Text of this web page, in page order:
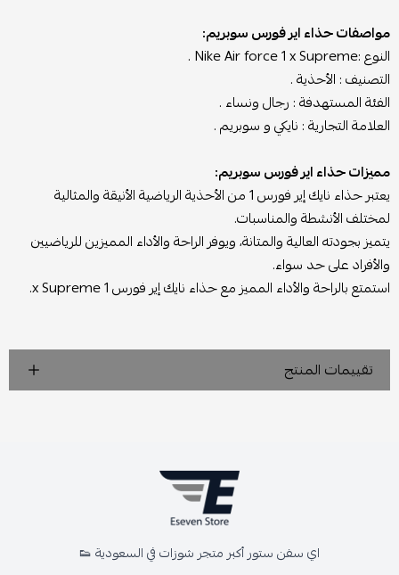
مواصفات حذاء اير فورس سوبريم:
النوع :Nike Air force 1 x Supreme .
التصنيف : الأحذية .
الفئة المستهدفة : رجال ونساء .
العلامة التجارية : نايكي و سوبريم .
مميزات حذاء اير فورس سوبريم:
يعتبر حذاء نايك إير فورس 1 من الأحذية الرياضية الأنيقة والمثالية
لمختلف الأنشطة والمناسبات.
يتميز بجودته العالية والمتانة، ويوفر الراحة والأداء المميزين للرياضيين
والأفراد على حد سواء.
استمتع بالراحة والأداء المميز مع حذاء نايك إير فورس 1 x Supreme.
تقييمات المنتج
اي سفن ستور أكبر متجر شوزات في السعودية 👟